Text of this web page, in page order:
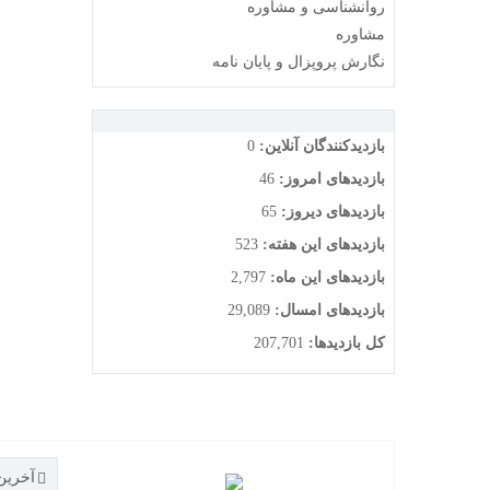
روانشناسی و مشاوره
مشاوره
نگارش پروپزال و پایان نامه
بازدیدکنندگان آنلاین: 0
بازدیدهای امروز: 46
بازدیدهای دیروز: 65
بازدیدهای این هفته: 523
بازدیدهای این ماه: 2,797
بازدیدهای امسال: 29,089
کل بازدیدها: 207,701